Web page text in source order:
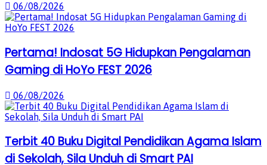
06/08/2026
Pertama! Indosat 5G Hidupkan Pengalaman
Gaming di HoYo FEST 2026
06/08/2026
Terbit 40 Buku Digital Pendidikan Agama Islam
di Sekolah, Sila Unduh di Smart PAI